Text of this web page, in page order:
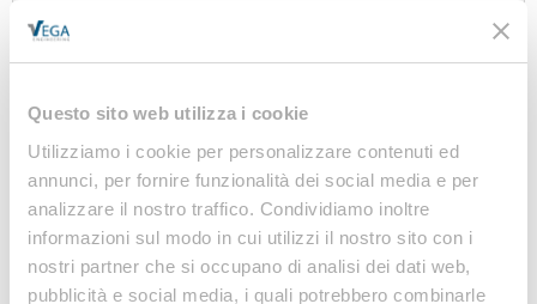
Questo sito web utilizza i cookie
Utilizziamo i cookie per personalizzare contenuti ed
annunci, per fornire funzionalità dei social media e per
analizzare il nostro traffico. Condividiamo inoltre
informazioni sul modo in cui utilizzi il nostro sito con i
nostri partner che si occupano di analisi dei dati web,
pubblicità e social media, i quali potrebbero combinarle
sulla
INVIA